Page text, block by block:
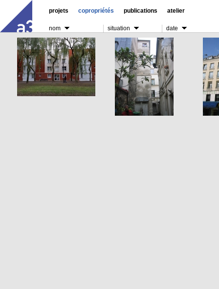
projets copropriétés publications atelier
nom situation date